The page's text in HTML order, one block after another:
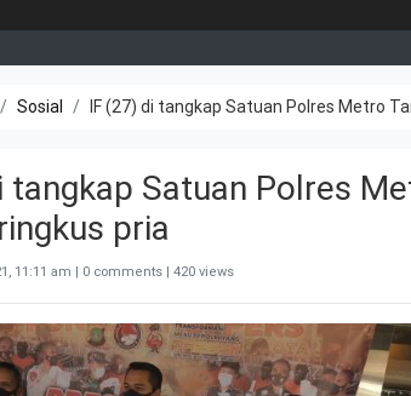
Sosial IF (27) di tangkap Satuan Polres Metro
tangkap Satuan Polres
pria
11:11 am | 0 comments | 420 views